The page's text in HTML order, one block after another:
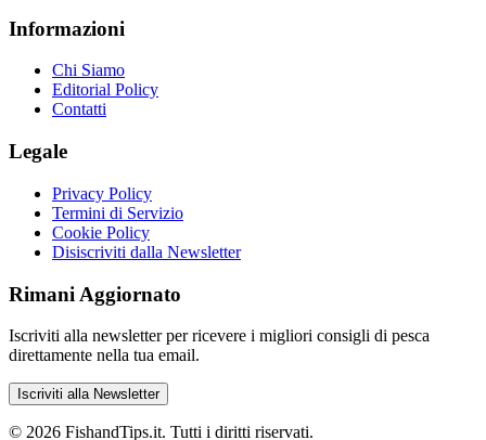
Informazioni
Chi Siamo
Editorial Policy
Contatti
Legale
Privacy Policy
Termini di Servizio
Cookie Policy
Disiscriviti dalla Newsletter
Rimani Aggiornato
Iscriviti alla newsletter per ricevere i migliori consigli di pesca
direttamente nella tua email.
Iscriviti alla Newsletter
© 2026 FishandTips.it. Tutti i diritti riservati.